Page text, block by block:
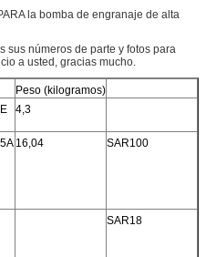
la bomba de engranaje de alta
sus números de parte y fotos para
a usted, gracias mucho.
Peso (kilogramos)
4,3
16,04 SAR100
SAR18